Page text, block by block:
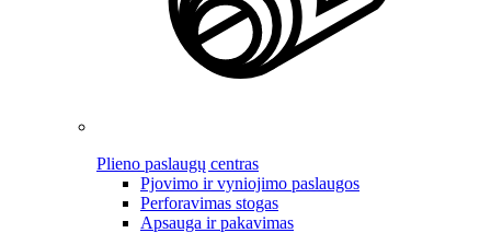
Plieno paslaugų centras
Pjovimo ir vyniojimo paslaugos
Perforavimas stogas
Apsauga ir pakavimas